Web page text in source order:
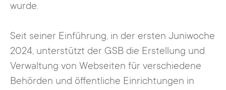
wurde.
Seit seiner Einführung, in der ersten Juniwoche
2024, unterstützt der GSB die Erstellung und
Verwaltung von Webseiten für verschiedene
Behörden und öffentliche Einrichtungen in